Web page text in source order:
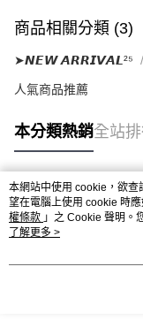
商品相關分類 (3)
➤𝙉𝙀𝙒 𝘼𝙍𝙍𝙄𝙑𝘼𝙇²⁵
人氣商品推薦
本分類熱銷全站
熱門標籤
本網站中使用 cookie，欲
望在電腦上使用 cookie 時
權條款 」之 Cookie 聲明。
用條款之 Cookie 聲明使用
了解更多 >